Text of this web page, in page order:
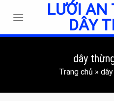
LƯỚI AN
DÂY
dây
Trang chủ »